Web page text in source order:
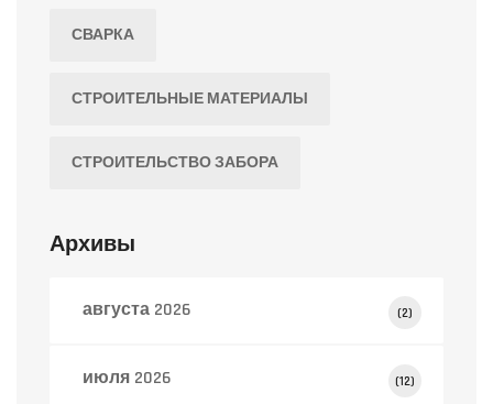
СВАРКА
СТРОИТЕЛЬНЫЕ МАТЕРИАЛЫ
СТРОИТЕЛЬСТВО ЗАБОРА
Архивы
августа 2026 (2)
июля 2026 (12)